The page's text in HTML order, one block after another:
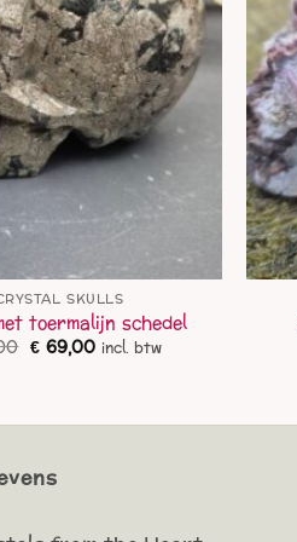
SKULLS
toermalijn schedel
Oorspronkelijke
prijs
€69,00Huidige
prijs
incl. btw